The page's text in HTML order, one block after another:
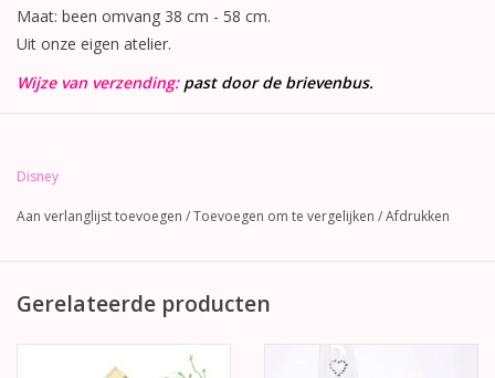
Maat: been omvang 38 cm - 58 cm.
Uit onze eigen atelier.
Wijze van verzending: past door de brievenbus.
Disney
Aan verlanglijst toevoegen /Toevoegen om te vergelijken /Afdrukken
Gerelateerde producten